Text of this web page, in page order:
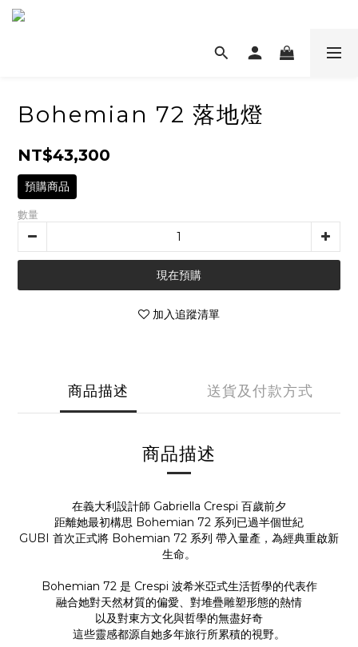
Bohemian 72 落地燈
NT$43,300
預購商品
數量
現在預購
加入追蹤清單
商品描述 送貨及付款方式
商品描述
在義大利設計師 Gabriella Crespi 百歲前夕
距離她最初構思 Bohemian 72 系列已過半個世紀
GUBI 首次正式將 Bohemian 72 系列 帶入量產，為經典重啟新
生命。
Bohemian 72 是 Crespi 波希米亞式生活哲學的代表作
融合她對天然材質的偏愛、對堆疊雕塑形態的熱情
以及對東方文化與哲學的無盡好奇
這些靈感都源自她多年旅行所累積的視野。